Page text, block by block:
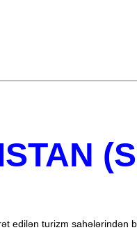
edilən turizm sahələrindən